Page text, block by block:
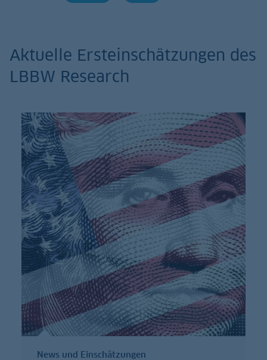
Aktuelle Ersteinschätzungen des
LBBW Research
News und Einschätzungen